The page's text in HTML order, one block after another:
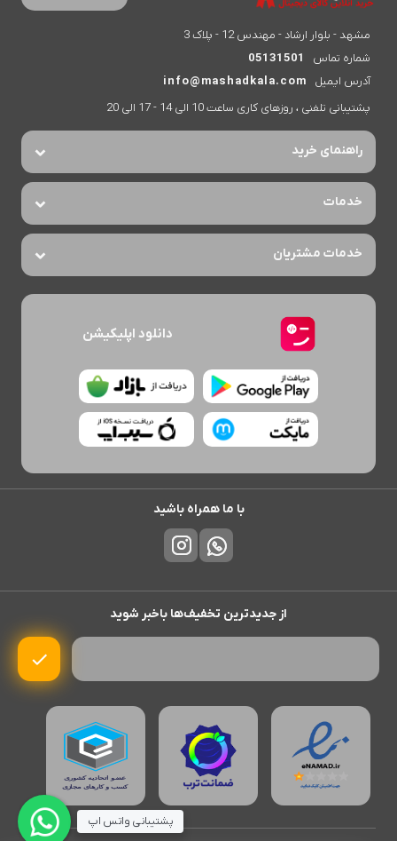
مشهد - بلوار ارشاد - مهندس 12 - پلاک 3
شماره تماس
05131501
آدرس ایمیل
info@mashadkala.com
پشتیبانی تلفنی ، روزهای کاری ساعت 10 الی 14 - 17 الی 20
راهنمای خرید
خدمات
خدمات مشتریان
دانلود اپلیکیشن
با ما همراه باشید
از جدیدترین تخفیف‌ها باخبر شوید
پشتیبانی واتس اپ